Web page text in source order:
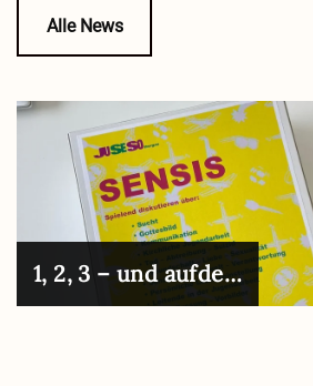
Alle News
1, 2, 3 – und aufde…